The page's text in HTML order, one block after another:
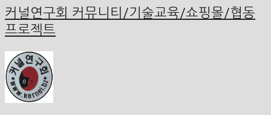
커널연구회 커뮤니티/기술교육/쇼핑몰/협동
프로젝트